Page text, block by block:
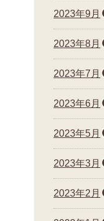
2023年9月
2023年8月
2023年7月
2023年6月
2023年5月
2023年3月
2023年2月